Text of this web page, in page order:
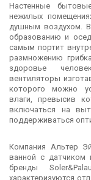
Настенные
нежилых
душным воздухом.
образованию и
самым портит
размножению
здоровье
вентиляторы
которого можно
влаги, превысив
включаться на
поддерживаться
Компания Альтер
ванной с датчиком
бренды
характеризуются